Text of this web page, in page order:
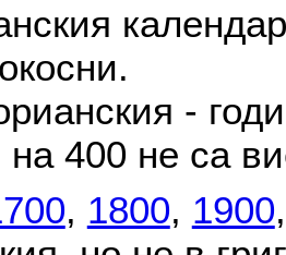
-
на 400 не са
, 1800, 1900